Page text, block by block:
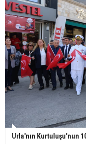
Urla'nın Kurtuluşu'nun